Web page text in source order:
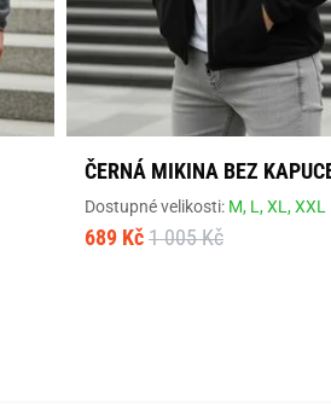
ČERNÁ MIKINA BEZ
Dostupné velikosti: M, L,XL,XXL
689 Kč 1 005 Kč